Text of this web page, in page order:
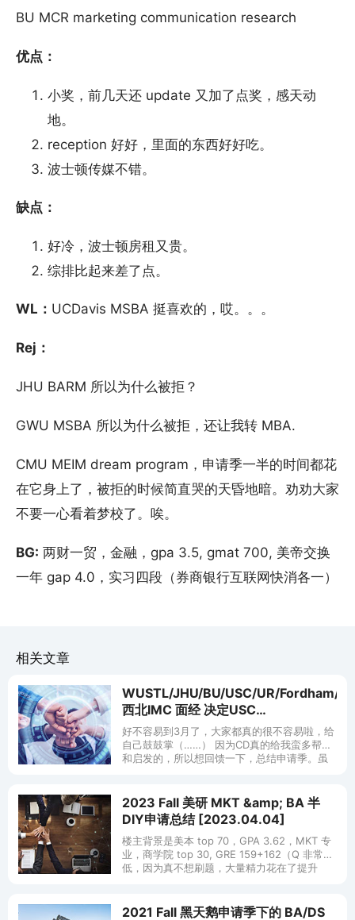
BU MCR marketing communication research
优点：
小奖，前几天还 update 又加了点奖，感天动
地。
reception 好好，里面的东西好好吃。
波士顿传媒不错。
缺点：
好冷，波士顿房租又贵。
综排比起来差了点。
WL： UCDavis MSBA 挺喜欢的，哎。。。
Rej：
JHU BARM 所以为什么被拒？
GWU MSBA 所以为什么被拒，还让我转 MBA.
CMU MEIM dream program，申请季一半的时间都花
在它身上了，被拒的时候简直哭的天昏地暗。劝劝大家
不要一心看着梦校了。唉。
BG: 两财一贸，金融，gpa 3.5, gmat 700, 美帝交换
一年 gap 4.0，实习四段（券商银行互联网快消各一）
相关文章
WUSTL/JHU/BU/USC/UR/Fordham/
西北IMC 面经 决定USC
[2018.03.10]
好不容易到3月了，大家都真的很不容易啦，给
自己鼓鼓掌（……） 因为CD真的给我蛮多帮助
和启发的，所以想回馈一下，总结申请季。虽
2023 Fall 美研 MKT &amp; BA 半
DIY申请总结 [2023.04.04]
楼主背景是美本 top 70，GPA 3.62，MKT 专
业，商学院 top 30, GRE 159+162（Q 非常
低，因为真不想刷题，大量精力花在了提升
2021 Fall 黑天鹅申请季下的 BA/DS